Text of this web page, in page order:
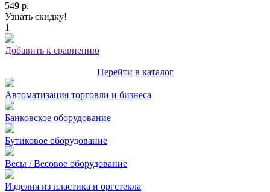
549 р.
Узнать скидку!
1
Добавить к сравнению
Перейти в каталог
Автоматизация торговли и бизнеса
Банковское оборудование
Бутиковое оборудование
Весы / Весовое оборудование
Изделия из пластика и оргстекла